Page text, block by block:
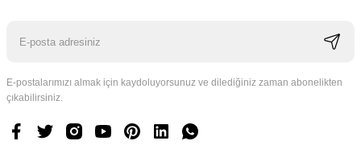
E-postalarımızı almak için kaydoluyorsunuz ve dilediğiniz zaman abonelikten
çıkabilirsiniz.